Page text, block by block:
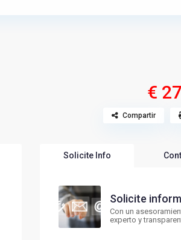
€
Compartir
Solicite Info
Solicite
Con un
experto y